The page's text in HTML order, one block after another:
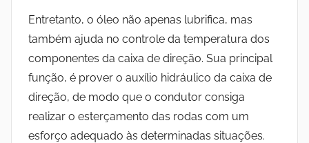
Entretanto, o óleo não apenas lubrifica, mas
também ajuda no controle da temperatura dos
componentes da caixa de direção. Sua principal
função, é prover o auxílio hidráulico da caixa de
direção, de modo que o condutor consiga
realizar o esterçamento das rodas com um
esforço adequado às determinadas situações.